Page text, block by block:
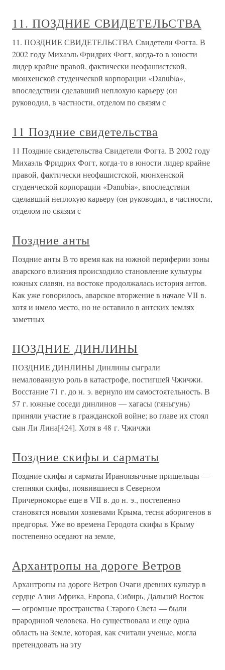
11. ПОЗДНИЕ СВИДЕТЕЛЬСТВА
11. ПОЗДНИЕ СВИДЕТЕЛЬСТВА Свидетели Фогта. В
2002 году Михаэль Фридрих Фогт, когда-то в юности
лидер крайне правой, фактически неофашистской,
мюнхенской студенческой корпорации «Danubia»,
впоследствии сделавший неплохую карьеру (он
руководил, в частности, отделом по связям с
11 Поздние свидетельства
11 Поздние свидетельства Свидетели Фогта. В 2002 году
Михаэль Фридрих Фогт, когда-то в юности лидер крайне
правой, фактически неофашистской, мюнхенской
студенческой корпорации «Danubia», впоследствии
сделавший неплохую карьеру (он руководил, в частности,
отделом по связям с
Поздние анты
Поздние анты В то время как на южной периферии зоны
аварского влияния происходило становление культуры
южных славян, на востоке продолжалась история антов.
Как уже говорилось, аварское вторжение в начале VII в.
хотя и имело место, но не оставило в антских землях
заметных
ПОЗДНИЕ ДИНЛИНЫ
ПОЗДНИЕ ДИНЛИНЫ Динлины сыграли
немаловажную роль в катастрофе, постигшей Чжичжи.
Восстание 71 г. до н. э. вернуло им самостоятельность. В
57 г. южные соседи динлинов — хагасы (гяньгунь)
приняли участие в гражданской войне; во главе их стоял
сын Ли Лина[424]. Хотя в 48 г. Чжичжи
Поздние скифы и сарматы
Поздние скифы и сарматы Ираноязычные пришельцы —
степняки скифы, появившиеся в Северном
Причерноморье еще в VII в. до н. э., постепенно
становятся новыми хозяевами Крыма, тесня аборигенов в
предгорья. Уже во времена Геродота скифы в Крыму
постепенно оседают на земле,
Архантропы на дороге Ветров
Архантропы на дороге Ветров Очаги древних культур в
сердце Азии Африка, Европа, Сибирь, Дальний Восток
— огромные пространства Старого Света — были
прародиной человека. Но существовала и еще одна
область на Земле, которая, как считали ученые, могла
претендовать на эту